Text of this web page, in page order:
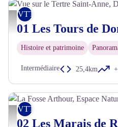
Vue sur le Tertre Saint-Anne, Domfront-
VTT
01 Les Tours de
Histoire et patrimoine
Intermédiaire 25,4km
La Fosse Arthour, Espace Naturel
VTT
02 Les Marais de